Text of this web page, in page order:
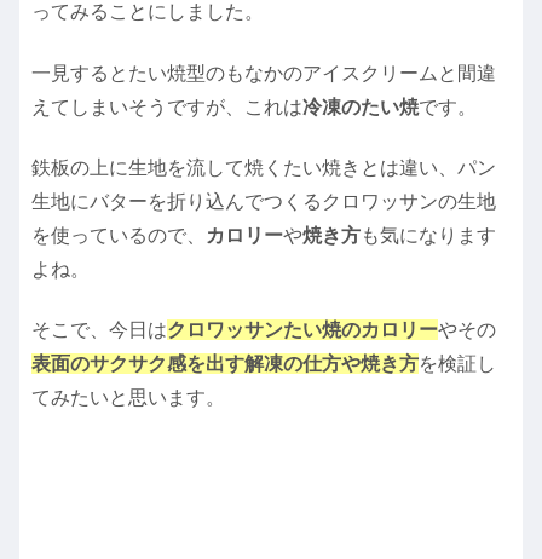
ってみることにしました。
一見するとたい焼型のもなかのアイスクリームと間違
えてしまいそうですが、これは冷凍のたい焼です。
鉄板の上に生地を流して焼くたい焼きとは違い、パン
生地にバターを折り込んでつくるクロワッサンの生地
を使っているので、
カロリーや焼き方も気になります
よね。
そこで、今日はクロワッサンたい焼のカロリーやその
表面のサクサク感を出す解凍の仕方や焼き方を検証し
てみたいと思います。